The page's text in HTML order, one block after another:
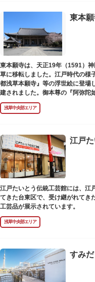
東本
東本願寺は、天正19年（1591）
草に移転しました。江戸時代の様
都浅草本願寺』等の浮世絵に登場
建されました。御本尊の『阿弥陀
禄2年（1226）頃の作と伝わって
後のものと推定され、都内に現存
浅草中央部エリア
江戸
江戸たいとう伝統工芸館には、江
てきた台東区で、受け継がれてき
工芸品が展示されています。
浅草中央部エリア
すみ